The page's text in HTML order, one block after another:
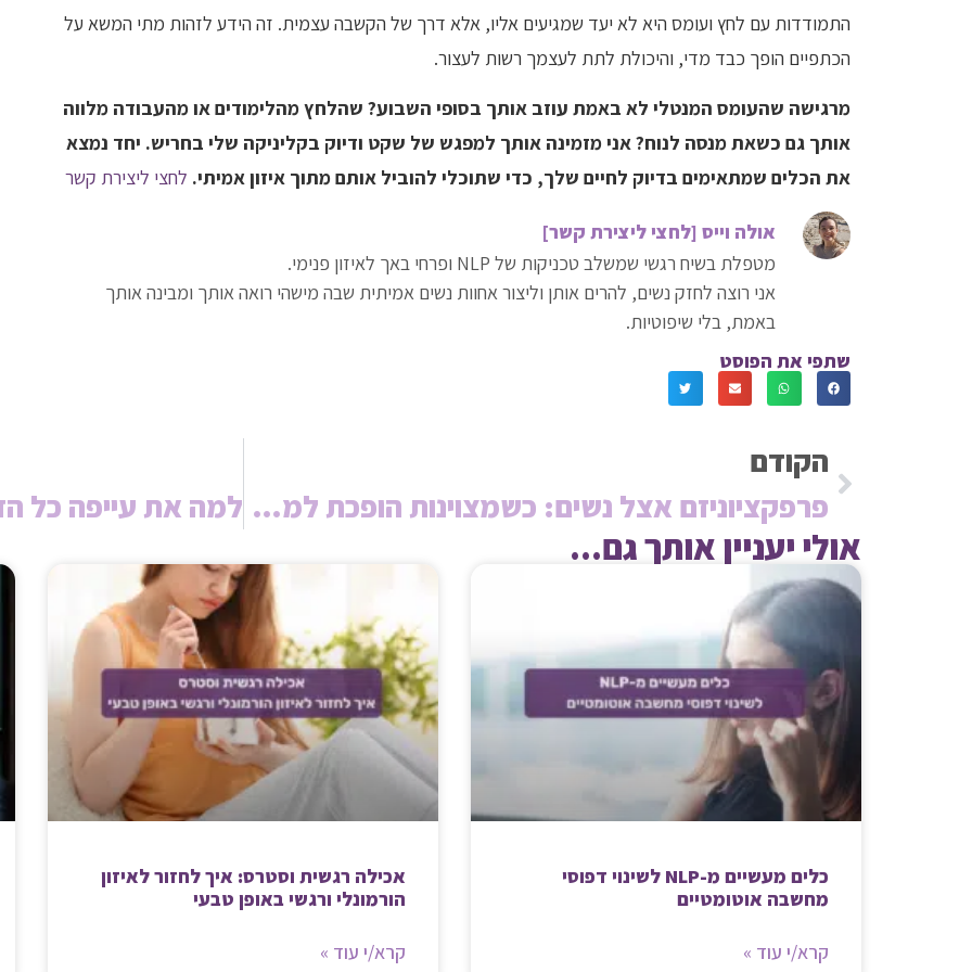
התמודדות עם לחץ ועומס היא לא יעד שמגיעים אליו, אלא דרך של הקשבה עצמית. זה הידע לזהות מתי המשא על
הכתפיים הופך כבד מדי, והיכולת לתת לעצמך רשות לעצור.
מרגישה שהעומס המנטלי לא באמת עוזב אותך בסופי השבוע? שהלחץ מהלימודים או מהעבודה מלווה
אותך גם כשאת מנסה לנוח? אני מזמינה אותך למפגש של שקט ודיוק בקליניקה שלי בחריש. יחד נמצא
את הכלים שמתאימים בדיוק לחיים שלך, כדי שתוכלי להוביל אותם מתוך איזון אמיתי. לחצי ליצירת קשר
אולה וייס [לחצי ליצירת קשר]
מטפלת בשיח רגשי שמשלב טכניקות של NLP ופרחי באך לאיזון פנימי.
אני רוצה לחזק נשים, להרים אותן וליצור אחוות נשים אמיתית שבה מישהי רואה אותך ומבינה אותך
באמת, בלי שיפוטיות.
שתפי את הפוסט
הקודם
פרפקציוניזם אצל נשים: כשמצוינות הופכת למעמסה שקטה
אולי יעניין אותך גם...
כלים מעשיים מ-NLP לשינוי דפוסי
מחשבה אוטומטיים
קרא/י עוד »
אכילה רגשית וסטרס: איך לחזור לאיזון
הורמונלי ורגשי באופן טבעי
קרא/י עוד »